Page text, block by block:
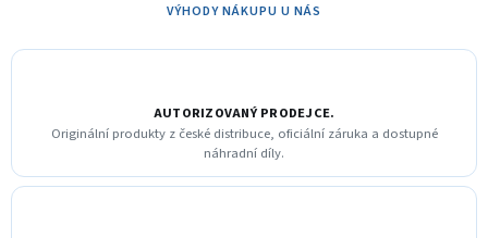
VÝHODY NÁKUPU U NÁS
AUTORIZOVANÝ PRODEJCE.
Originální produkty z české distribuce, oficiální záruka a dostupné
náhradní díly.